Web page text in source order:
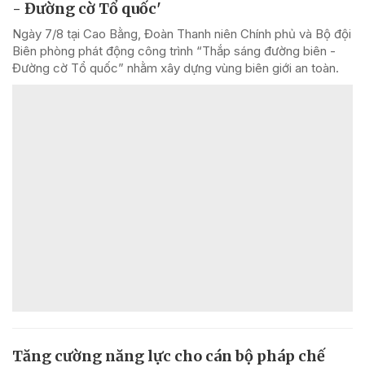
- Đường cờ Tổ quốc'
Ngày 7/8 tại Cao Bằng, Đoàn Thanh niên Chính phủ và Bộ đội
Biên phòng phát động công trình “Thắp sáng đường biên -
Đường cờ Tổ quốc” nhằm xây dựng vùng biên giới an toàn.
Tăng cường năng lực cho cán bộ pháp chế